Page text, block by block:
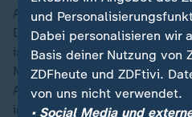
Asylverfahren trotz der
Das sei "sicherlich nicht die
ist ein Beitrag, um das
Merz pochte zudem darauf,
Asylreform rasch
in der EU bei der
und
Dabei personalisieren wir
Basis deiner Nutzung von
ZDFheute und ZDFtivi.
von uns nicht verwendet.
• Social Media und